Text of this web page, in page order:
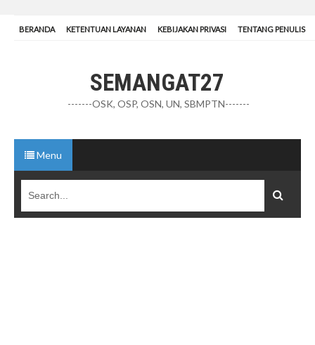
BERANDA KETENTUAN LAYANAN KEBIJAKAN PRIVASI TENTANG PENULIS
SEMANGAT27
-------OSK, OSP, OSN, UN, SBMPTN-------
Menu